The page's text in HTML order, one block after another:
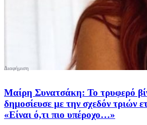
Μαίρη Συνατσάκη: Το τρυφερό
δημοσίευσε με την σχεδόν τριών
«Είναι ό,τι πιο υπέροχο…»